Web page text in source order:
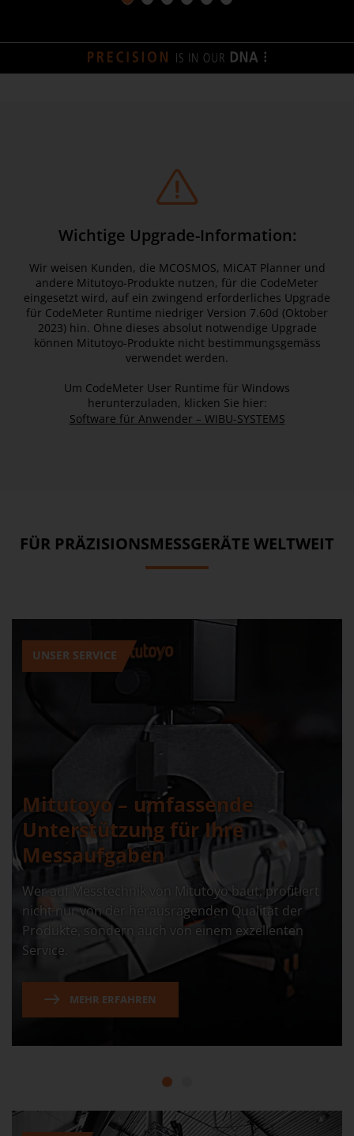
Wichtige Upgrade-Information:
Wir weisen Kunden, die MCOSMOS, MiCAT Planner und
andere Mitutoyo-Produkte nutzen, für die CodeMeter
eingesetzt wird, auf ein zwingend erforderliches Upgrade
für CodeMeter Runtime niedriger Version 7.60d (Oktober
2023) hin. Ohne dieses absolut notwendige Upgrade
können Mitutoyo-Produkte nicht bestimmungsgemäss
verwendet werden.
Um CodeMeter User Runtime für Windows
herunterzuladen, klicken Sie hier:
Software für Anwender – WIBU-SYSTEMS
FÜR PRÄZISIONSMESSGERÄTE WELTWEIT
UNSER SERVICE
Mitutoyo – umfassende
Unterstützung für Ihre
Messaufgaben
Wer auf Messtechnik von Mitutoyo baut, profitiert
nicht nur von der herausragenden Qualität der
Produkte, sondern auch von einem exzellenten
Service.
MEHR ERFAHREN